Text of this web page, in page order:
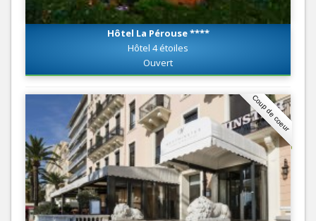
Hôtel La Pérouse ****
Hôtel 4 étoiles
Ouvert
Coup de coeur